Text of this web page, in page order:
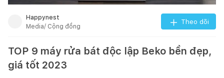
Happynest
Media/ Cộng đồng
Theo dõi
TOP 9 máy rửa bát độc lập Beko bền đẹp,
giá tốt 2023